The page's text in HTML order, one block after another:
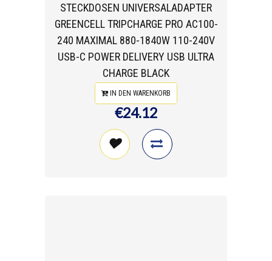
STECKDOSEN UNIVERSALADAPTER
GREENCELL TRIPCHARGE PRO AC100-
240 MAXIMAL 880-1840W 110-240V
USB-C POWER DELIVERY USB ULTRA
CHARGE BLACK
IN DEN WARENKORB
€24.12